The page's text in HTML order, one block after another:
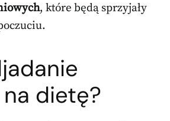
, które będą sprzyjały
na dietę?